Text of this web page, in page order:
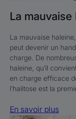
La mauvaise
La mauvaise
peut devenir un
charge. De
haleine, qu’il
en charge efficace
l’halitose est la
En savoir plus